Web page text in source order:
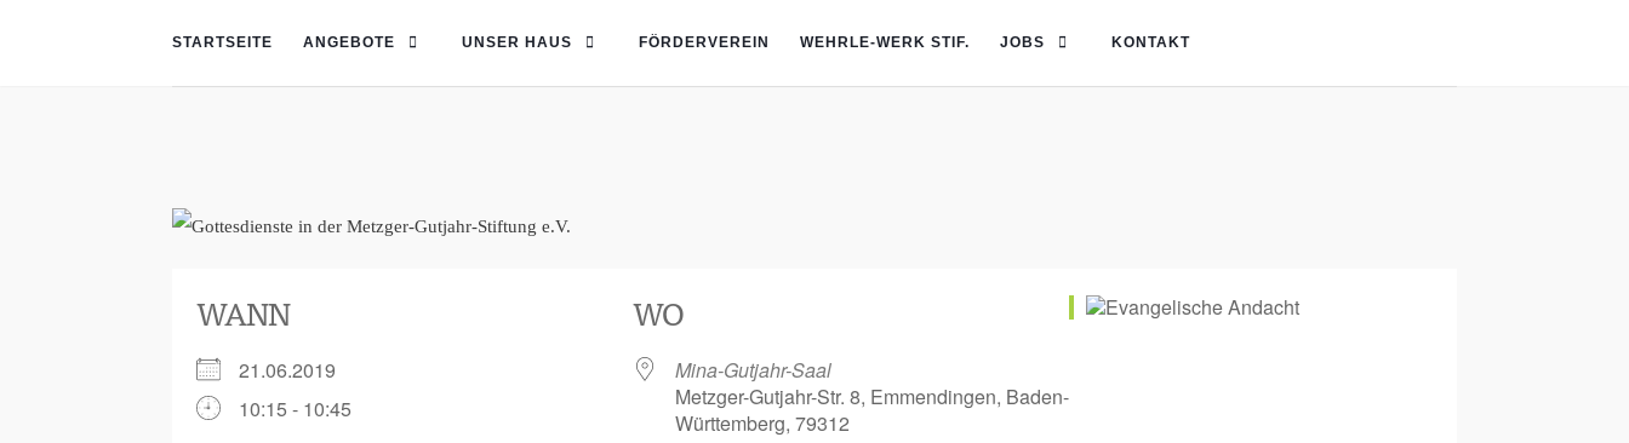
STARTSEITE ANGEBOTE UNSER HAUS FÖRDERVEREIN WEHRLE-WERK STIF. JOBS KONTAKT
WANN
21.06.2019
10:15 - 10:45
WO
Mina-Gutjahr-Saal
Metzger-Gutjahr-Str. 8, Emmendingen, Baden-
Württemberg, 79312